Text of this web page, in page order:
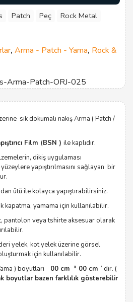
Patch Peç
Rock Metal
, Arma - Patch - Yama, Rock &
Arma-Patch-ORJ-025
sık dokumalı nakış Arma ( Patch /
Film(BSN ) ile kaplıdır.
dikiş uygulaması
yapıştırılmasını sağlayan bir
ütü ile kolayca yapıştırabilirsiniz.
kapatma, yamama için kullanılabilir.
pantolon veya tshirte aksesuar olarak
yelek, kot yelek üzerine görsel
için kullanılabilir.
) boyutları 00 cm * 00 cm‘ dir. (
boyutlar bazen farklılık gösterebilir